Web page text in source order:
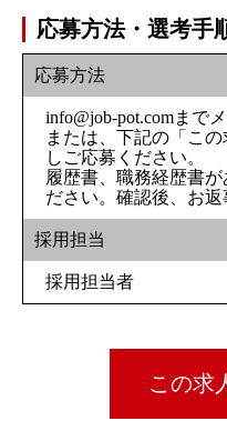
応募方法・選考手
応募方法
info@job-pot.comまで
または、下記の「こ
しご応募ください。
履歴書、職務経歴書
ださい。確認後、お返
採用担当
採用担当者
この求